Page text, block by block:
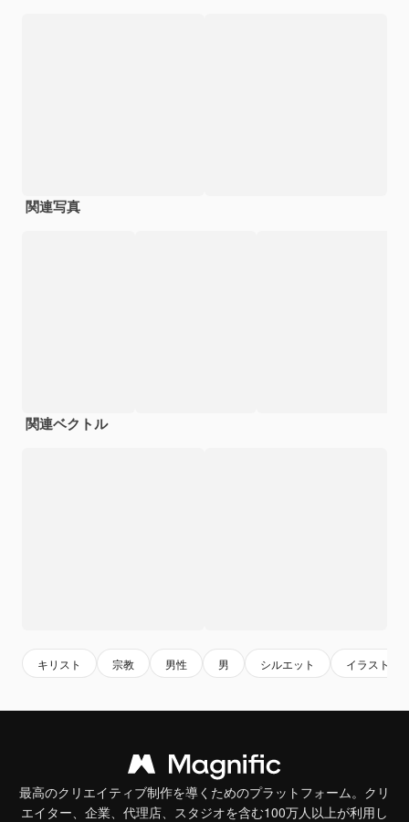
関連写真
関連ベクトル
キリスト 宗教 男性 男 シルエット イラスト
最高のクリエイティブ制作を導くためのプラットフォーム。クリ
エイター、企業、代理店、スタジオを含む100万人以上が利用し